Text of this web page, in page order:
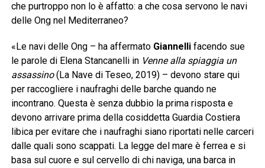
che purtroppo non lo è affatto: a che cosa servono le navi
delle Ong nel Mediterraneo?
«Le navi delle Ong – ha affermato Giannellifacendo sue
le parole di Elena Stancanelli in Venne alla spiaggia un
assassino(La Nave di Teseo, 2019) – devono stare qui
per raccogliere i naufraghi delle barche quando ne
incontrano. Questa è senza dubbio la prima risposta e
devono arrivare prima della cosiddetta Guardia Costiera
libica per evitare che i naufraghi siano riportati nelle carceri
dalle quali sono scappati. La legge del mare è ferrea e si
basa sul cuore e sul cervello di chi naviga, una barca in